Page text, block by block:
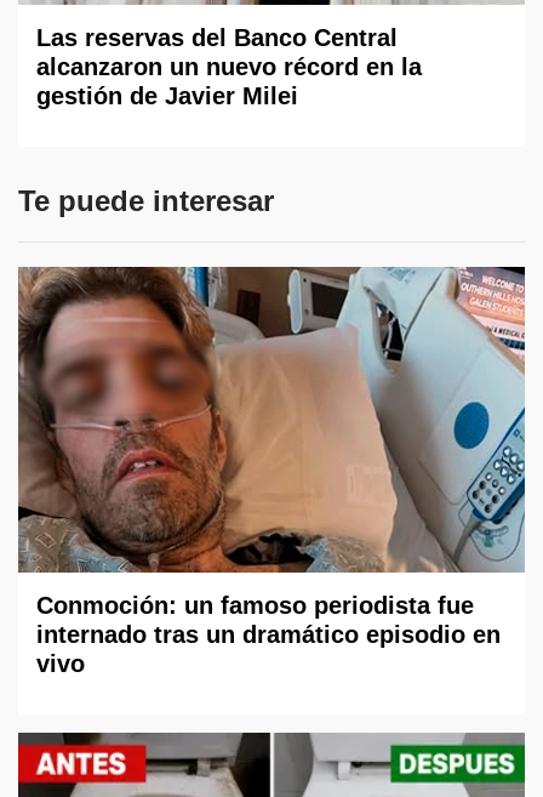
Las reservas del Banco Central
alcanzaron un nuevo récord en la
gestión de Javier Milei
Te puede interesar
Conmoción: un famoso periodista fue
internado tras un dramático episodio en
vivo